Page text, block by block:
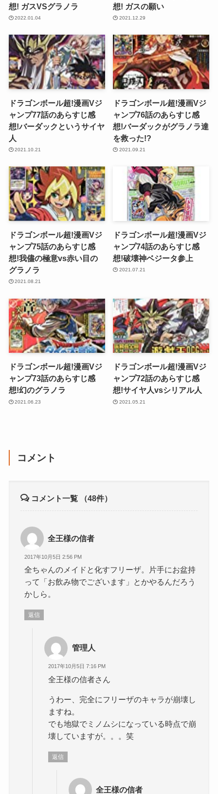
想! ガスVSグラノラ
2022.01.04
想! ガスの願い
2021.12.29
ドラゴンボール超!漫画Vジ
ャンプ77話のあらすじ感
想!バーダックというサイヤ
人
2021.10.21
ドラゴンボール超!漫画Vジ
ャンプ76話のあらすじ感
想!バーダックがグラノラ達
を救った!?
2021.09.21
ドラゴンボール超!漫画Vジ
ャンプ75話のあらすじ感
想!我儘の極意vs赤い目の
グラノラ
2021.08.21
ドラゴンボール超!漫画Vジ
ャンプ74話のあらすじ感
想!破壊神ベジータ参上
2021.07.21
ドラゴンボール超!漫画Vジ
ャンプ73話のあらすじ感
想!幻のグラノラ
2021.06.23
ドラゴンボール超!漫画Vジ
ャンプ72話のあらすじ感
想!サイヤ人vsシリアル人
2021.05.21
コメント
コメント一覧 （48件）
全王様の信者
2017年10月5日 2:56 PM
全ちゃんのメイドと化すフリーザ。片手にお盆持
って「お飲み物でございます」とかやるんだろう
かしら。
返信
管理人
2017年10月5日 7:16 PM
全王様の信者さん
うわー、完全にフリーザのキャラが崩壊し
ますね。
でも地獄でミノムシになっている時点で崩
壊していますが。。。笑
返信
全王様の信者